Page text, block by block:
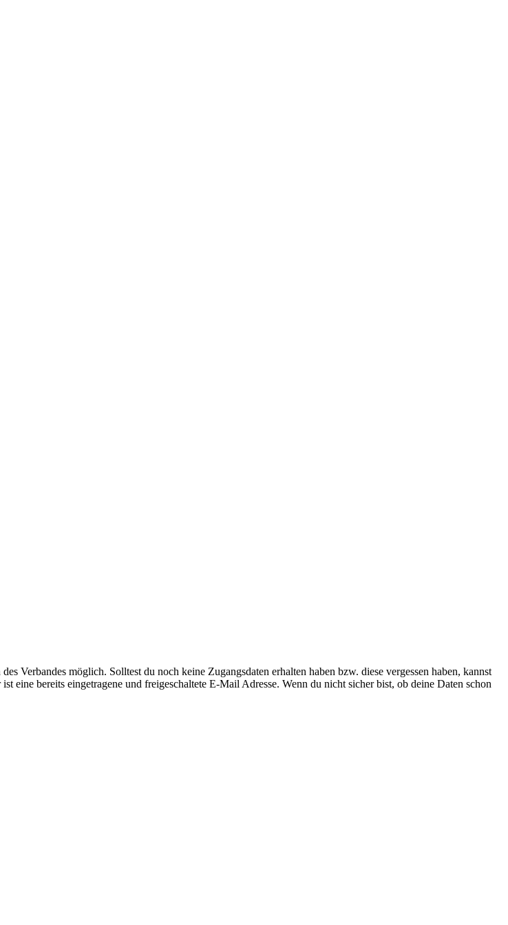
Verbandes möglich. Solltest du noch keine Zugangsdaten erhalten haben bzw. diese vergessen haben, kannst
eine bereits eingetragene und freigeschaltete E-Mail Adresse. Wenn du nicht sicher bist, ob deine Daten schon